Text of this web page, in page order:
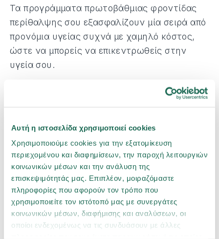
Αυτή η ιστοσελίδα χρησιμοποιεί cookies
Χρησιμοποιούμε cookies για την εξατομίκευση
περιεχομένου και διαφημίσεων, την παροχή λειτουργιών
κοινωνικών μέσων και την ανάλυση της
επισκεψιμότητάς μας. Επιπλέον, μοιραζόμαστε
πληροφορίες που αφορούν τον τρόπο που
χρησιμοποιείτε τον ιστότοπό μας με συνεργάτες
κοινωνικών μέσων, διαφήμισης και αναλύσεων, οι
οποίοι ενδεχομένως να τις συνδυάσουν με άλλες
Τα προγράμματα πρωτοβάθμιας φροντίδας
περίθαλψης σου εξασφαλίζουν μία σειρά από
προνόμια υγείας συχνά με χαμηλό κόστος,
ώστε να μπορείς να επικεντρωθείς στην
υγεία σου.
Πρόσβαση σε υψηλού επιπέδου ιατρικές
και χωρίς προασφαλιστικό έλεγχο
Δωρεάν διαγνωστικές εξετάσεις σε
αξιόπιστα διαγνωστικά κέντρα για όλη
την οικογένεια
Απευθείας κάλυψη των εξόδων
εξωνοσοκομειακής περίθαλψης από την
ασφαλιστική εταιρεία